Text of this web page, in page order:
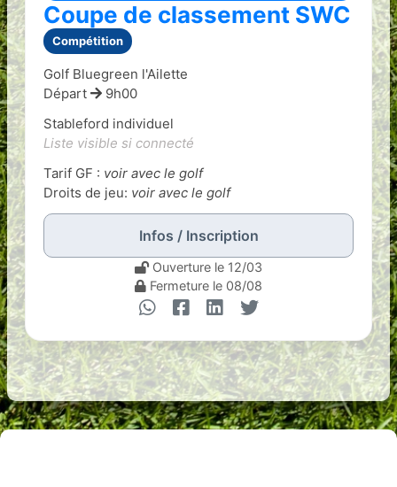
Coupe de classement SWC
Compétition
Golf Bluegreen l'Ailette
Départ
9h00
Stableford individuel
Liste visible si connecté
Tarif GF : voir avec le golf
Droits de jeu: voir avec le golf
Infos / Inscription
Ouverture le 12/03
Fermeture le 08/08